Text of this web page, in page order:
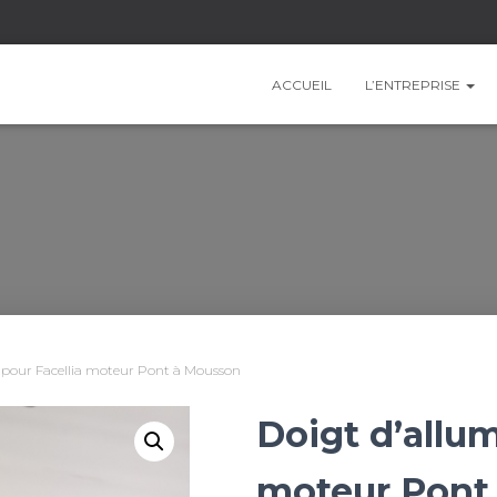
ACCUEIL L’ENTREPRISE
Facellia moteur Pont à Mousson
Doigt